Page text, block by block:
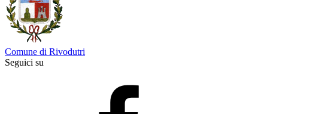
Comune di Rivodutri
Seguici su